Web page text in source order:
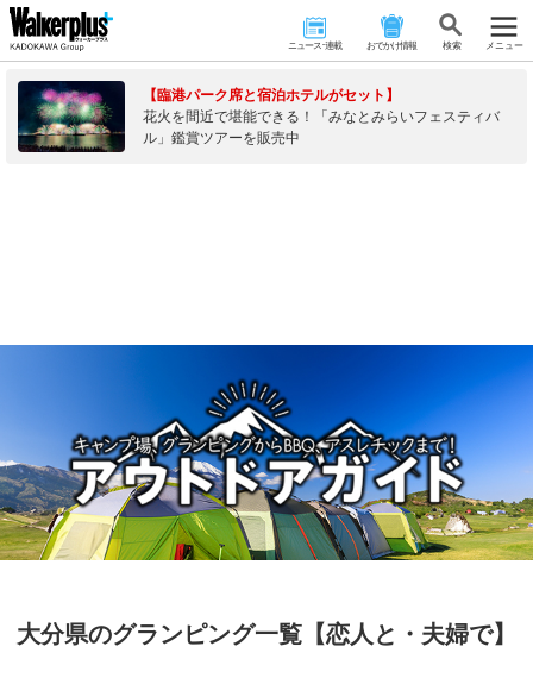
ニュース･連載 おでかけ情報 検 索 メニュー
【臨港パーク席と宿泊ホテルがセット】
花火を間近で堪能できる！「みなとみらいフェスティバ
ル」鑑賞ツアーを販売中
大分県のグランピング一覧【恋人と・夫婦で】